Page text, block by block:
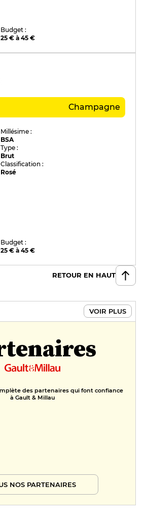
Budget :
25 € à 45 €
Champagne
Millésime :
BSA
Type :
Brut
Classification :
Rosé
Budget :
25 € à 45 €
RETOUR EN HAUT
VOIR PLUS
des partenaires qui font confiance
à Gault & Millau
NOS PARTENAIRES